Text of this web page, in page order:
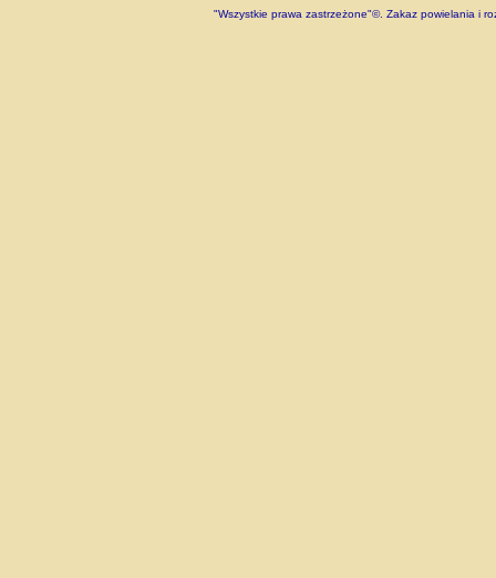
"Wszystkie prawa zastrzeżone"©. Zakaz powielania i